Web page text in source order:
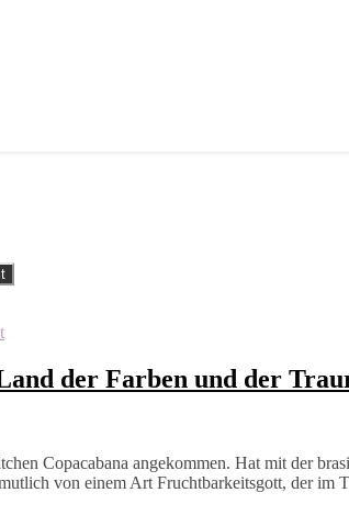
der Farben und der
Copacabana angekommen. Hat mit der
von einem Art Fruchtbarkeitsgott, der im